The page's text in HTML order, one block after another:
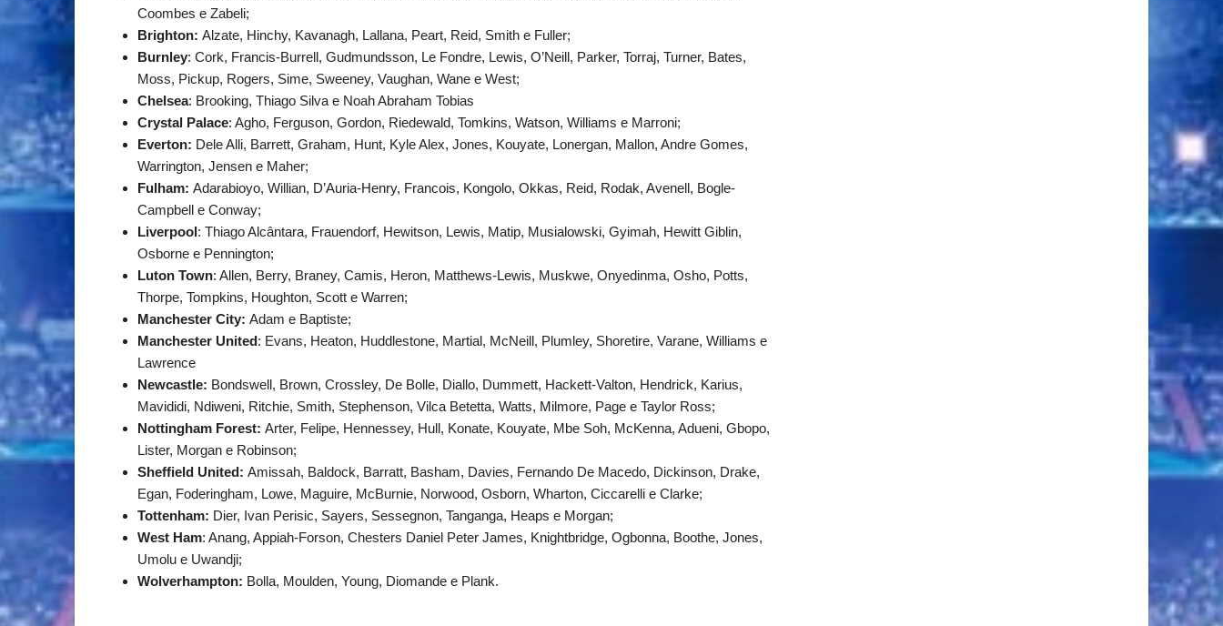
Coombes e Zabeli;
Brighton: Alzate, Hinchy, Kavanagh, Lallana, Peart, Reid, Smith e Fuller;
Burnley: Cork, Francis-Burrell, Gudmundsson, Le Fondre, Lewis, O’Neill, Parker, Torraj, Turner, Bates,
Moss, Pickup, Rogers, Sime, Sweeney, Vaughan, Wane e West;
Chelsea: Brooking, Thiago Silva e Noah Abraham Tobias
Crystal Palace: Agho, Ferguson, Gordon, Riedewald, Tomkins, Watson, Williams e Marroni;
Everton: Dele Alli, Barrett, Graham, Hunt, Kyle Alex, Jones, Kouyate, Lonergan, Mallon, Andre Gomes,
Warrington, Jensen e Maher;
Fulham: Adarabioyo, Willian, D’Auria-Henry, Francois, Kongolo, Okkas, Reid, Rodak, Avenell, Bogle-
Campbell e Conway;
Liverpool: Thiago Alcântara, Frauendorf, Hewitson, Lewis, Matip, Musialowski, Gyimah, Hewitt Giblin,
Osborne e Pennington;
Luton Town: Allen, Berry, Braney, Camis, Heron, Matthews-Lewis, Muskwe, Onyedinma, Osho, Potts,
Thorpe, Tompkins, Houghton, Scott e Warren;
Manchester City: Adam e Baptiste;
Manchester United: Evans, Heaton, Huddlestone, Martial, McNeill, Plumley, Shoretire, Varane, Williams e
Lawrence
Newcastle: Bondswell, Brown, Crossley, De Bolle, Diallo, Dummett, Hackett-Valton, Hendrick, Karius,
Mavididi, Ndiweni, Ritchie, Smith, Stephenson, Vilca Betetta, Watts, Milmore, Page e Taylor Ross;
Nottingham Forest: Arter, Felipe, Hennessey, Hull, Konate, Kouyate, Mbe Soh, McKenna, Adueni, Gbopo,
Lister, Morgan e Robinson;
Sheffield United: Amissah, Baldock, Barratt, Basham, Davies, Fernando De Macedo, Dickinson, Drake,
Egan, Foderingham, Lowe, Maguire, McBurnie, Norwood, Osborn, Wharton, Ciccarelli e Clarke;
Tottenham: Dier, Ivan Perisic, Sayers, Sessegnon, Tanganga, Heaps e Morgan;
West Ham: Anang, Appiah-Forson, Chesters Daniel Peter James, Knightbridge, Ogbonna, Boothe, Jones,
Umolu e Uwandji;
Wolverhampton: Bolla, Moulden, Young, Diomande e Plank.